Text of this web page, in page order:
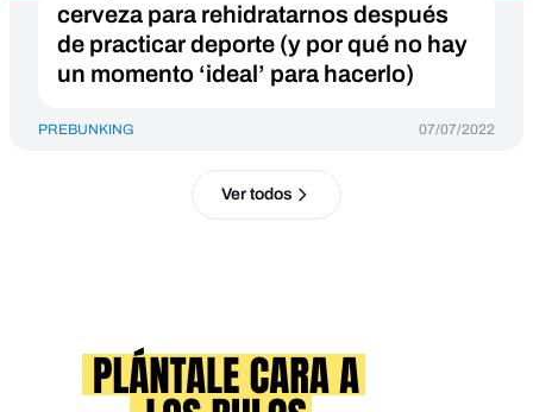
cerveza para rehidratarnos después
de practicar deporte (y por qué no hay
un momento ‘ideal’ para hacerlo)
PREBUNKING 07/07/2022
Ver todos